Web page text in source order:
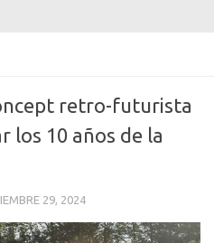
retro-futurista
los 10 años de la
29, 2024